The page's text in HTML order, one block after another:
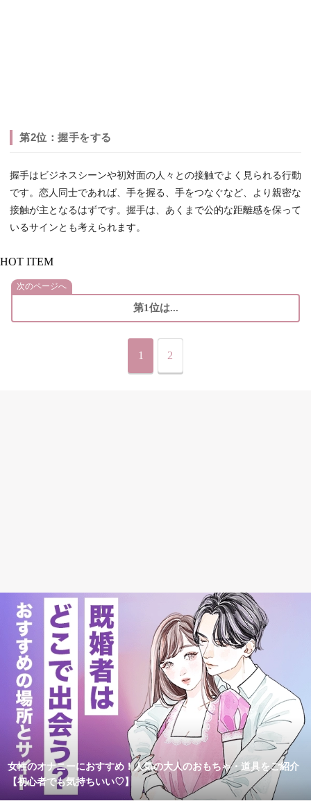
第2位：握手をする
握手はビジネスシーンや初対面の人々との接触でよく見られる行動
です。恋人同士であれば、手を握る、手をつなぐなど、より親密な
接触が主となるはずです。握手は、あくまで公的な距離感を保って
いるサインとも考えられます。
HOT ITEM
次のページへ
第1位は...
1 2
女性のオナニーにおすすめ！人気の大人のおもちゃ・道具をご紹介
【初心者でも気持ちいい♡】